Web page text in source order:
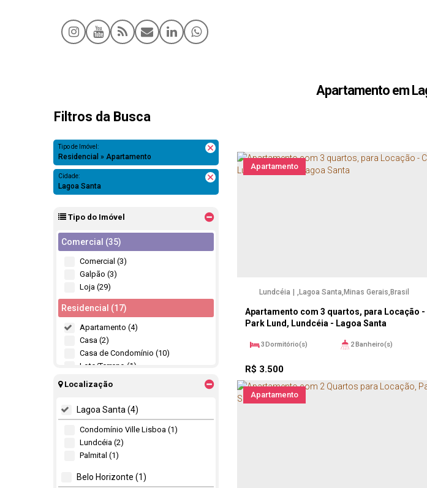
Apartamento em
Filtros da Busca
Tipo de Imóvel:
Residencial » Apartamento
Cidade:
Lagoa Santa
Tipo do Imóvel
Comercial (35)
Comercial (3)
Galpão (3)
Loja (29)
Residencial (17)
Apartamento (4)
Casa (2)
Casa de Condomínio (10)
Lote/Terreno (1)
Localização
Lagoa Santa (4)
Condomínio Ville Lisboa (1)
Lundcéia (2)
Palmital (1)
Belo Horizonte (1)
Apartamento
Apartamento com 3 quartos, para Locação
Park Lund, Lundcéia - Lagoa Santa
R$ 3.500
Lundcéia Lagoa Santa Minas Gerais Brasil
3Dormitório(s) 2Banheiro(s)
2
Apartamento